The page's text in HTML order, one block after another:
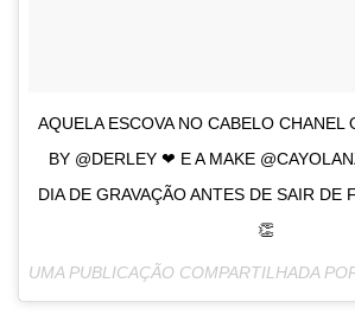
AQUELA ESCOVA NO CABELO CHANEL
BY @DERLEY ❤ E A MAKE
DIA DE GRAVAÇÃO ANTES DE SAIR DE
👏
UMA PUBLICAÇÃO COMPARTILHADA